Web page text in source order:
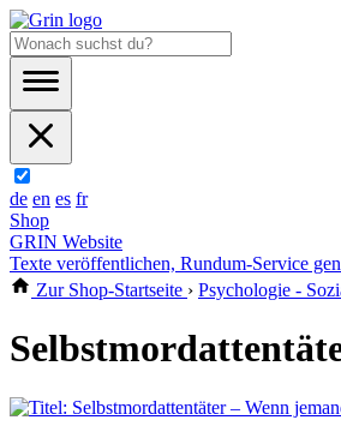
de en es fr
Shop
GRIN Website
Texte veröffentlichen, Rundum-Service
Zur Shop-Startseite › Psychologie -